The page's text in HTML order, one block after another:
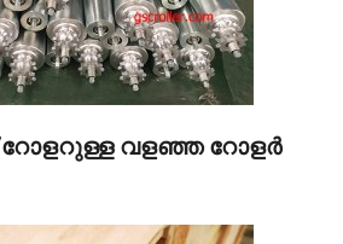
റോളറുള്ള വളഞ്ഞ റോളർ